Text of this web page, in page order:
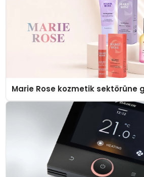
Marie Rose kozmetik sektörüne